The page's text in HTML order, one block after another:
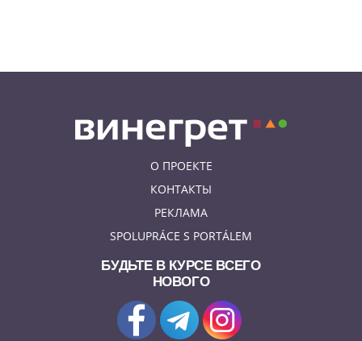
О ПРОЕКТЕ
КОНТАКТЫ
РЕКЛАМА
SPOLUPRÁCE S PORTÁLEM
БУДЬТЕ В КУРСЕ ВСЕГО
НОВОГО